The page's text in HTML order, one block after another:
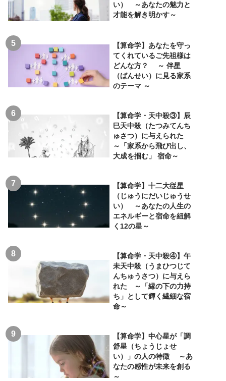
い） ～あなたの魅力と
才能を解き明かす～
【算命学】あなたを守っ
てくれているご先祖様は
どんな方？ ～ 伴星
（ばんせい）に見る家系
のテーマ ～
【算命学・天中殺③】辰
巳天中殺（たつみてんち
ゅさつ）に与えられた
～「家系から飛び出し、
大成を掴む」 宿命～
【算命学】十二大従星
（じゅうにだいじゅうせ
い） ～あなたの人生の
エネルギーと宿命を紐解
く12の星～
【算命学・天中殺④】午
未天中殺（うまひつじて
んちゅうさつ）に与えら
れた ～「縁の下の力持
ち」として輝く繊細な宿
命～
【算命学】中心星が「調
舒星（ちょうじょせ
い）」の人の特徴 ～あ
なたの感性が未来を創る
～